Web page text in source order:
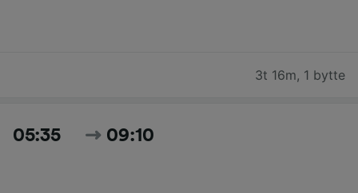
3t 16m, 1 bytte
05:35 09:10